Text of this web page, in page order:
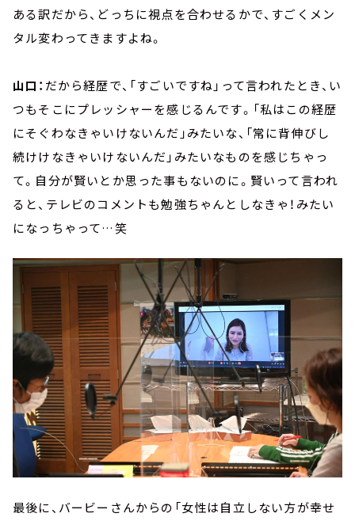
ある訳だから、どっちに視点を合わせるかで、すごくメン
タル変わってきますよね。
山口： だから経歴で、「すごいですね」って言われたとき、い
つもそこにプレッシャーを感じるんです。「私はこの経歴
にそぐわなきゃいけないんだ」みたいな、「常に背伸びし
続けけなきゃいけないんだ」みたいなものを感じちゃっ
て。自分が賢いとか思った事もないのに。賢いって言われ
ると、テレビのコメントも勉強ちゃんとしなきゃ！みたい
になっちゃって…笑
最後に、バービーさんからの「女性は自立しない方が幸せ